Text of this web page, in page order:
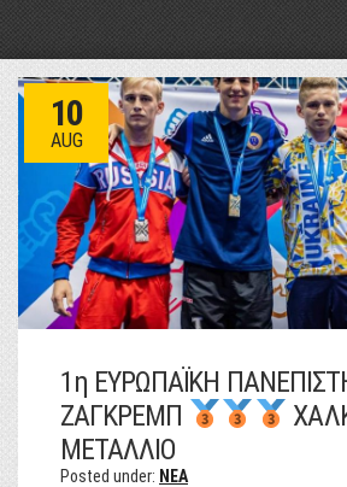
10
AUG
1η ΕΥΡΩΠΑΪΚΗ
ΖΑΓΚΡΕΜΠ
ΜΕΤΑΛΛΙΟ
Posted under: NEA